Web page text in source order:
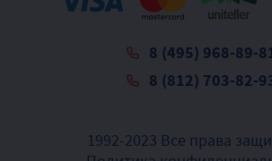
8 (495) 968-89-
8 (812) 703-82-
1992-2023 Все права